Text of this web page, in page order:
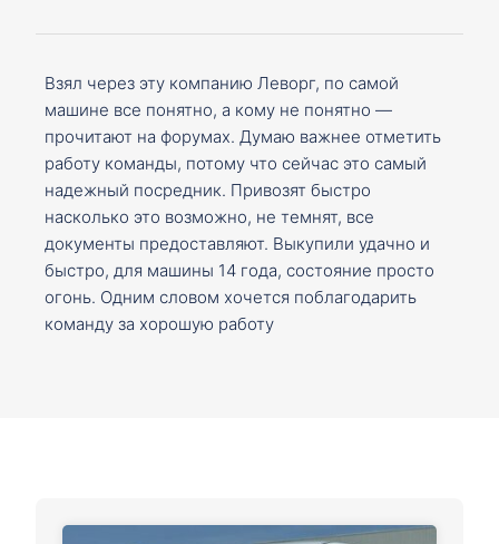
Взял через эту компанию Леворг, по самой
машине все понятно, а кому не понятно —
прочитают на форумах. Думаю важнее отметить
работу команды, потому что сейчас это самый
надежный посредник. Привозят быстро
насколько это возможно, не темнят, все
документы предоставляют. Выкупили удачно и
быстро, для машины 14 года, состояние просто
огонь. Одним словом хочется поблагодарить
команду за хорошую работу